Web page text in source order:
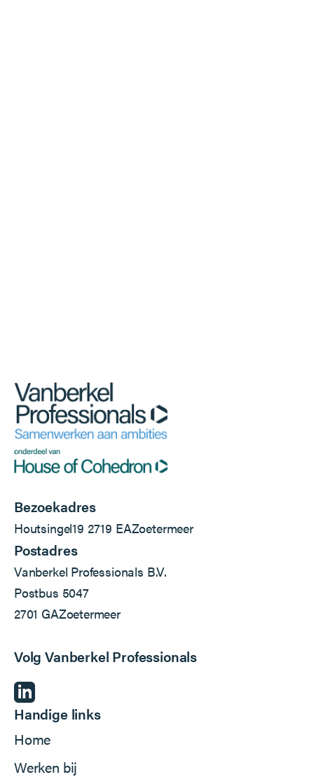
Bezoekadres
Houtsingel19 2719 EAZoetermeer
Postadres
Vanberkel Professionals B.V.
Postbus 5047
2701 GAZoetermeer
Volg Vanberkel Professionals
Handige links
Home
Werken bij